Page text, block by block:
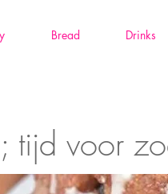
Bread Drinks
tijd voor